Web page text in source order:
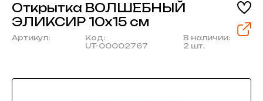
Открытка ВОЛШЕБНЫЙ
ЭЛИКСИР 10х15 см
Артикул:
Код:
UT-00002767
В наличии:
2 шт.